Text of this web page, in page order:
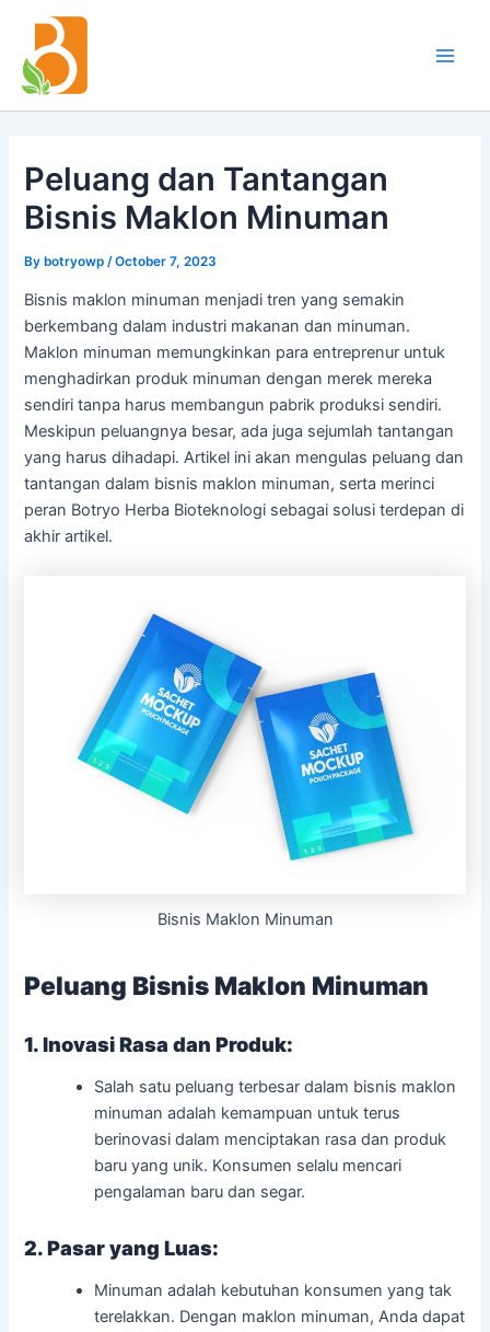
content
Peluang dan Tantangan
Bisnis Maklon Minuman
By botryowp/October 7, 2023
Bisnis maklon minuman menjadi tren yang semakin
berkembang dalam industri makanan dan minuman.
Maklon minuman memungkinkan para entreprenur untuk
menghadirkan produk minuman dengan merek mereka
sendiri tanpa harus membangun pabrik produksi sendiri.
Meskipun peluangnya besar, ada juga sejumlah tantangan
yang harus dihadapi. Artikel ini akan mengulas peluang dan
tantangan dalam bisnis maklon minuman, serta merinci
peran Botryo Herba Bioteknologi sebagai solusi terdepan di
akhir artikel.
Bisnis Maklon Minuman
Peluang Bisnis Maklon Minuman
1. Inovasi Rasa dan Produk:
Salah satu peluang terbesar dalam bisnis maklon
minuman adalah kemampuan untuk terus
berinovasi dalam menciptakan rasa dan produk
baru yang unik. Konsumen selalu mencari
pengalaman baru dan segar.
2. Pasar yang Luas:
Minuman adalah kebutuhan konsumen yang tak
terelakkan. Dengan maklon minuman, Anda dapat
navigation